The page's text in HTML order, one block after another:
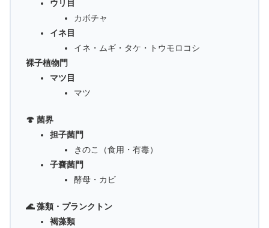
ウリ目
カボチャ
イネ目
イネ・ムギ・タケ・トウモロコシ
裸子植物門
マツ目
マツ
🍄 菌界
担子菌門
きのこ（食用・有毒）
子嚢菌門
酵母・カビ
🌊 藻類・プランクトン
褐藻類